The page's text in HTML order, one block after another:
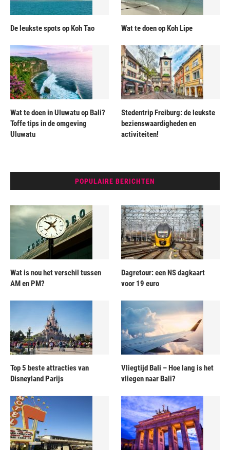
De leukste spots op Koh Tao Wat te doen op Koh Lipe
Wat te doen in Uluwatu op Bali?
Toffe tips in de omgeving
Uluwatu
Stedentrip Freiburg: de leukste
bezienswaardigheden en
activiteiten!
POPULAIRE BERICHTEN
Wat is nou het verschil tussen
AM en PM?
Dagretour: een NS dagkaart
voor 19 euro
Top 5 beste attracties van
Disneyland Parijs
Vliegtijd Bali – Hoe lang is het
vliegen naar Bali?